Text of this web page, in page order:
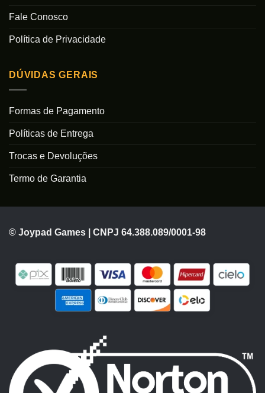
Fale Conosco
Política de Privacidade
DÚVIDAS GERAIS
Formas de Pagamento
Políticas de Entrega
Trocas e Devoluções
Termo de Garantia
© Joypad Games | CNPJ 64.388.089/0001-98